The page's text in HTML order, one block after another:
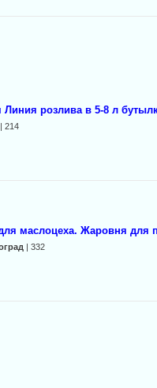
Линия розлива в 5-8 л
214
маслоцеха. Жаровня для
| 332